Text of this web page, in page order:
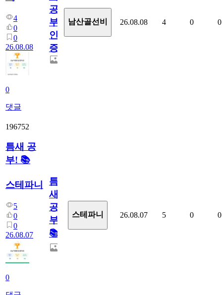
4
0
0
26.08.08
0
댓글
공
부
인
증
남산골선비 26.08.08 4 0 0
196752
틈새 공
부! 📚
스테파니
5
0
0
26.08.07
0
틈
새
공
부!
📚
스테파니 26.08.07 5 0 0